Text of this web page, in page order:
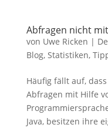
Abfragen nicht
von Uwe Ricken |
Blog, Statistiken,
Häufig fällt auf,
Abfragen mit Hilfe
Java, besitzen ihre